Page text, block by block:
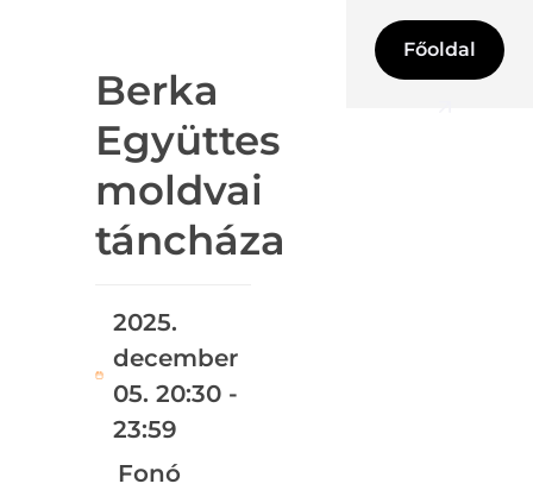
Berka
Együttes
moldvai
táncháza
2025.
december
05. 20:30 -
23:59
Fonó
Főoldal